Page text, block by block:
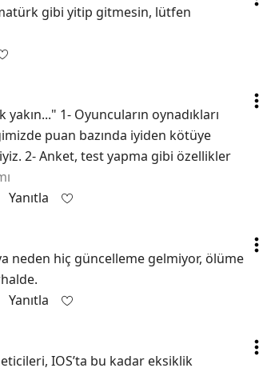
gibi yitip gitmesin, lütfen
1- Oyuncuların oynadıkları
puan bazında iyiden kötüye
2- Anket, test yapma gibi özellikler
Yanıtla
neden hiç güncelleme gelmiyor, ölüme
Yanıtla
IOS’ta bu kadar eksiklik